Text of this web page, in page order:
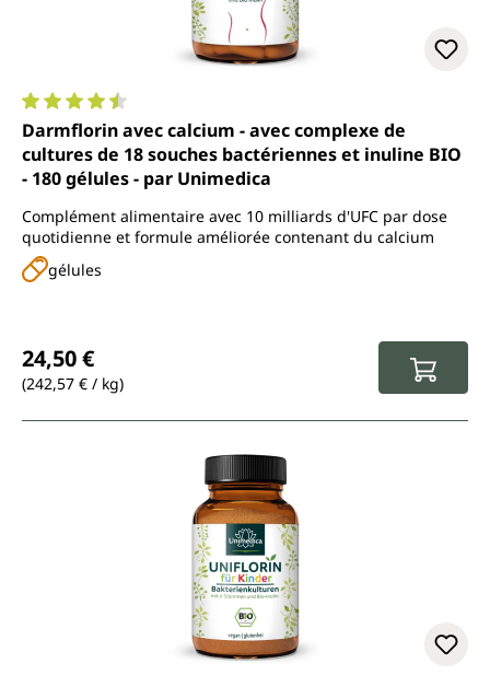
Note moyenne de 4.6 sur 5 étoiles
Darmflorin avec calcium - avec complexe de
cultures de 18 souches bactériennes et inuline BIO
- 180 gélules - par Unimedica
Complément alimentaire avec 10 milliards d'UFC par dose
quotidienne et formule améliorée contenant du calcium
gélules
24,50 €
(242,57 € / kg)